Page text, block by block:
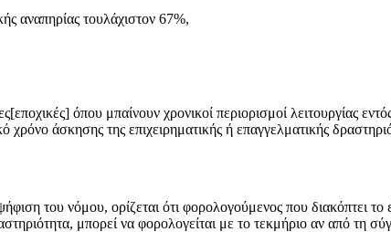
αναπηρίας τουλάχιστον 67%,
όπου μπαίνουν χρονικοί περιορισμοί λειτουργίας
άσκησης της επιχειρηματικής ή επαγγελματικής
του νόμου, ορίζεται ότι φορολογούμενος που διακόπτει
μπορεί να φορολογείται με το τεκμήριο αν από τη